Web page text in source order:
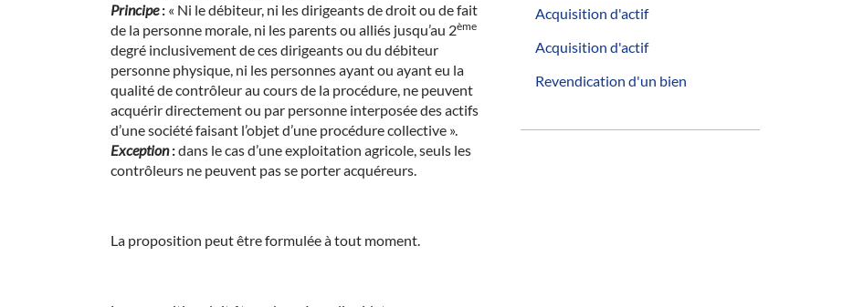
Acquisition d'actif
Acquisition d'actif
Revendication d'un bien
Principe :« Ni le débiteur, ni les dirigeants de droit ou de fait
de la personne morale, ni les parents ou alliés jusqu’au 2ème
degré inclusivement de ces dirigeants ou du débiteur
personne physique, ni les personnes ayant ou ayant eu la
qualité de contrôleur au cours de la procédure, ne peuvent
acquérir directement ou par personne interposée des actifs
d’une société faisant l’objet d’une procédure collective ».
Exception:dans le cas d’une exploitation agricole, seuls les
contrôleurs ne peuvent pas se porter acquéreurs.
La proposition peut être formulée à tout moment.